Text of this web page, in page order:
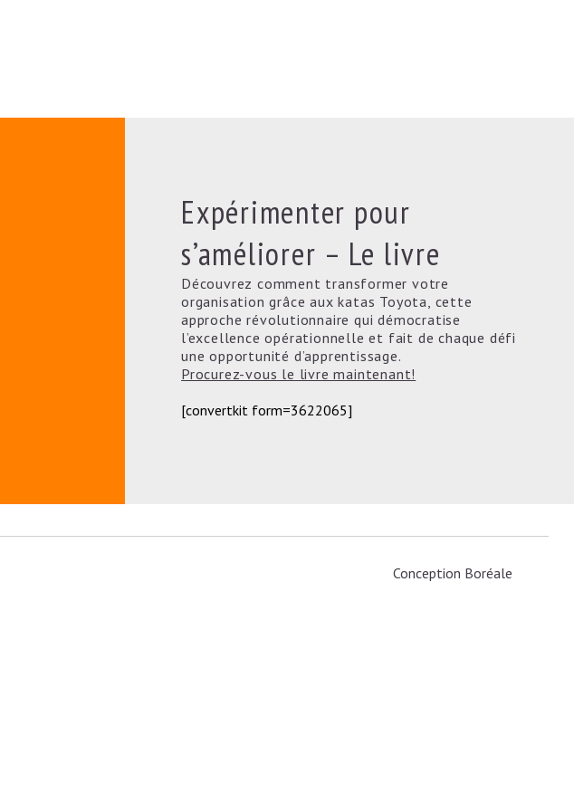
Expérimenter pour
s’améliorer – Le livre
Découvrez comment transformer votre
organisation grâce aux katas Toyota, cette
approche révolutionnaire qui démocratise
l’excellence opérationnelle et fait de chaque défi
une opportunité d’apprentissage.
Procurez-vous le livre maintenant!
[convertkit form=3622065]
Conception Boréale